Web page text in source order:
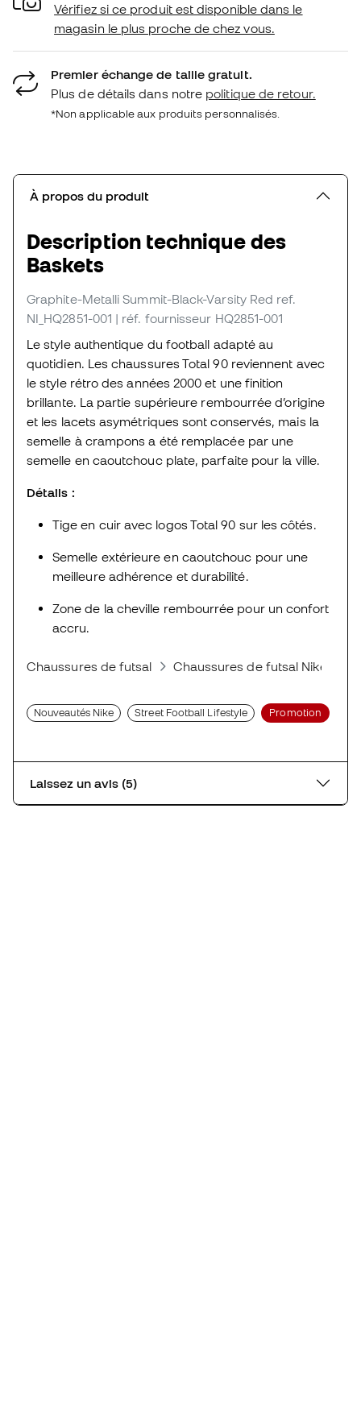
Vérifiez si ce produit est disponible dans le
magasin le plus proche de chez vous.
Premier échange de taille gratuit.
Plus de détails dans notre politique de retour.
*Non applicable aux produits personnalisés.
À propos du produit
Description technique des
Baskets
Graphite-Metalli Summit-Black-Varsity Red ref.
NI_HQ2851-001 | réf. fournisseur HQ2851-001
Le style authentique du football adapté au
quotidien. Les chaussures Total 90 reviennent avec
le style rétro des années 2000 et une finition
brillante. La partie supérieure rembourrée d’origine
et les lacets asymétriques sont conservés, mais la
semelle à crampons a été remplacée par une
semelle en caoutchouc plate, parfaite pour la ville.
Détails :
Tige en cuir avec logos Total 90 sur les côtés.
Semelle extérieure en caoutchouc pour une
meilleure adhérence et durabilité.
Zone de la cheville rembourrée pour un confort
accru.
Chaussures de futsal Chaussures de futsal Nike
Nouveautés Nike Street Football Lifestyle Promotion
Laissez un avis (5)